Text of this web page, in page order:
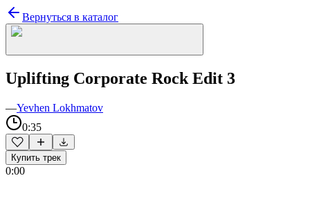
Вернуться в каталог
Uplifting Corporate Rock Edit 3
—Yevhen Lokhmatov
0:35
Купить трек
0:00